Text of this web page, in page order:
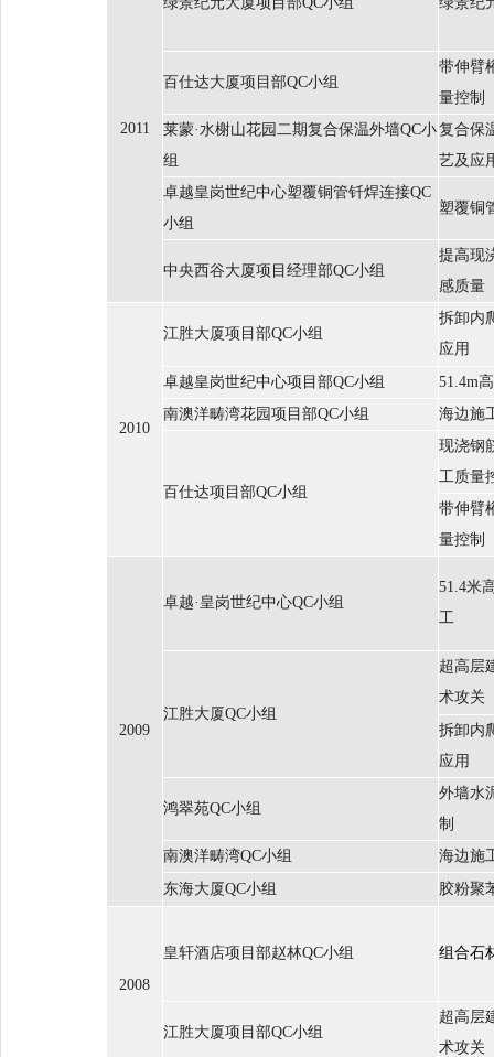
2011
百仕达大厦项目部QC小组
带伸臂
量控制
莱蒙·水榭山花园二期复合保温外墙QC小
组
复合保
艺及应
卓越皇岗世纪中心塑覆铜管钎焊连接QC
小组
塑覆铜
中央西谷大厦项目经理部QC小组
提高现
感质量
2010
江胜大厦项目部QC小组
拆卸内
应用
卓越皇岗世纪中心项目部QC小组
51.4m
南澳洋畴湾花园项目部QC小组
海边施
百仕达项目部QC小组
现浇钢
工质量
带伸臂
量控制
2009
卓越·皇岗世纪中心QC小组
51.4米
工
江胜大厦QC小组
超高层
术攻关
拆卸内
应用
鸿翠苑QC小组
外墙水
制
南澳洋畴湾QC小组
海边施
东海大厦QC小组
胶粉聚
2008
皇轩酒店项目部赵林QC小组 组合石
江胜大厦项目部QC小组
超高层
术攻关